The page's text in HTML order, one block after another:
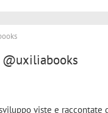
@uxiliabooks
viste e raccontate